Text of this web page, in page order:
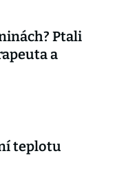
Ptali
a
teplotu